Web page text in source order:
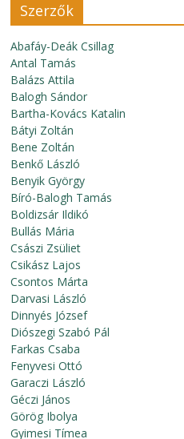
Szerzők
Abafáy-Deák Csillag
Antal Tamás
Balázs Attila
Balogh Sándor
Bartha-Kovács Katalin
Bátyi Zoltán
Bene Zoltán
Benkő László
Benyik György
Bíró-Balogh Tamás
Boldizsár Ildikó
Bullás Mária
Császi Zsüliet
Csikász Lajos
Csontos Márta
Darvasi László
Dinnyés József
Diószegi Szabó Pál
Farkas Csaba
Fenyvesi Ottó
Garaczi László
Géczi János
Görög Ibolya
Gyimesi Tímea